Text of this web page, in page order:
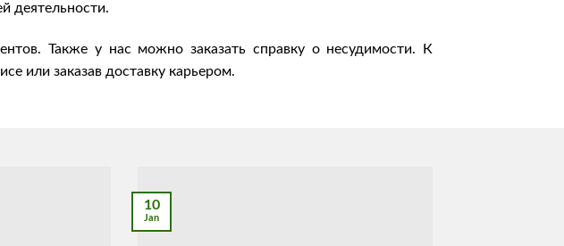
деятельности.
Также у нас можно заказать справку о несудимости. К
или заказав доставку карьером.
10
Jan